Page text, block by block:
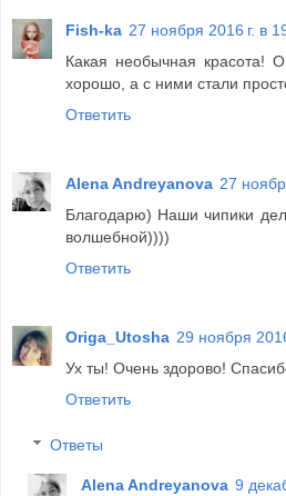
Fish-ka 27 ноября 2016 г. в
Какая необычная красота!
хорошо, а с ними стали
Ответить
Alena Andreyanova 27
Благодарю) Наши чипики
волшебной))))
Ответить
Origa_Utosha 29 ноября
Ух ты! Очень здорово!
Ответить
Ответы
Alena Andreyanova 9